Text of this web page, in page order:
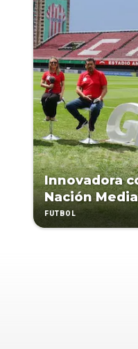
Innovadora
Nación Media
FÚTBOL